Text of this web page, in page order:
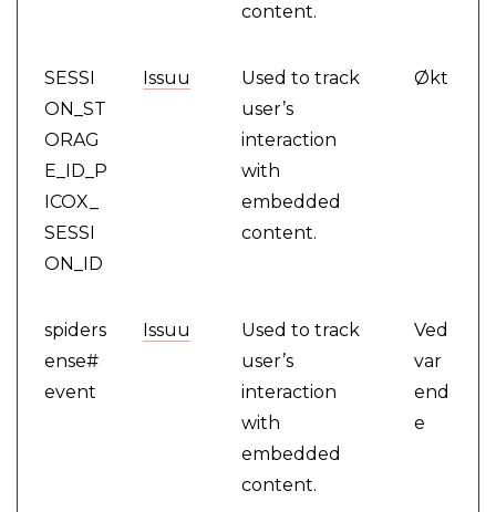
content.
SESSI
ON_ST
ORAG
E_ID_P
ICOX_
SESSI
ON_ID
Issuu
Used to track
user’s
interaction
with
embedded
content.
Økt
spiders
ense#
event
Issuu
Used to track
user’s
interaction
with
embedded
content.
Ved
var
end
e